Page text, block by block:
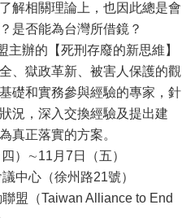
解相關理論上，也因此總是會
是否能為台灣所借鏡？
辦的【死刑存廢的新思維】
、獄政革新、被害人保護的觀
礎和實務參與經驗的專家，針
況，深入交換經驗及提出建
真正落實的方案。
）∼11月7日（五）
中心（徐州路21號）
盟（Taiwan Alliance to End